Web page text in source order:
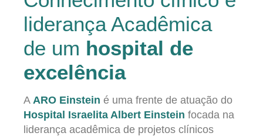
liderança Acadêmica
de um hospital de
excelência
A ARO Einstein é uma frente de atuação do
Hospital Israelita Albert Einstein focada na
liderança acadêmica de projetos clínicos